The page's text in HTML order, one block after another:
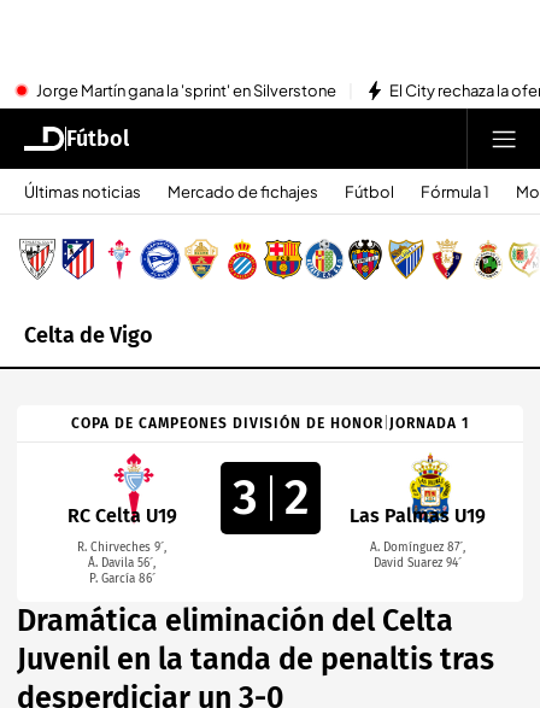
Jorge Martín gana la 'sprint' en Silverstone El City rechaza la
Fútbol
Últimas noticias Mercado de fichajes Fútbol Fórmula 1
Celta de Vigo
COPA DE CAMPEONES DIVISIÓN DE HONOR JORNADA 1
RC Celta U19
R. Chirveches 9´,
Á. Davila 56´,
P. García 86´
3 2 Las Palmas U19
A. Domínguez 87´,
David Suarez 94´
Dramática eliminación del Celta
Juvenil en la tanda de penaltis tras
desperdiciar un 3-0